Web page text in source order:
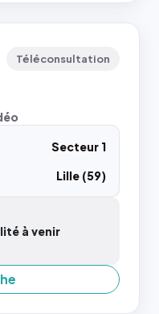
Téléconsultation
Secteur 1
Lille (59)
à venir